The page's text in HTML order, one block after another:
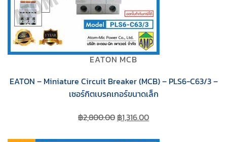
EATON MCB
EATON – Miniature Circuit Breaker (MCB) – PLS6-C63/3 –
เซอร์กิตเบรคเกอร์ขนาดเล็ก
฿2,800.00 Original
฿1,316.00Current